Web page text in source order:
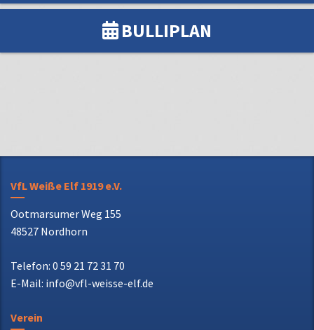
BULLIPLAN
VfL Weiße Elf 1919 e.V.
Ootmarsumer Weg 155
48527 Nordhorn
Telefon: 0 59 21 72 31 70
E-Mail: info@vfl-weisse-elf.de
Verein